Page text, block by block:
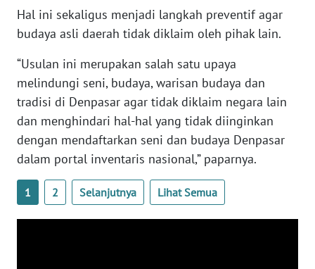
Hal ini sekaligus menjadi langkah preventif agar
budaya asli daerah tidak diklaim oleh pihak lain.
“Usulan ini merupakan salah satu upaya
melindungi seni, budaya, warisan budaya dan
tradisi di Denpasar agar tidak diklaim negara lain
dan menghindari hal-hal yang tidak diinginkan
dengan mendaftarkan seni dan budaya Denpasar
dalam portal inventaris nasional,” paparnya.
1 2 Selanjutnya Lihat Semua
SERAMBI
WN
JAMBI
WN
WN
NTB
WN
SULTENG